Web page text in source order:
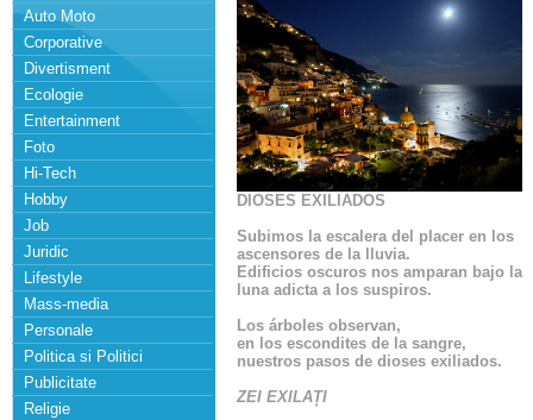
Auto Moto
Corporative
Divertisment
Ecologie
Entertainment
Foto
Hi-Tech
Hobby
Job
Juridic
Lifestyle
Mass-media
Personale
Politica si Politici
Publicitate
Religie
DIOSES EXILIADOS
Subimos la escalera del placer en los
ascensores de la lluvia.
Edificios oscuros nos amparan bajo la
luna adicta a los suspiros.
Los árboles observan,
en los escondites de la sangre,
nuestros pasos de dioses exiliados.
ZEI EXILAȚI